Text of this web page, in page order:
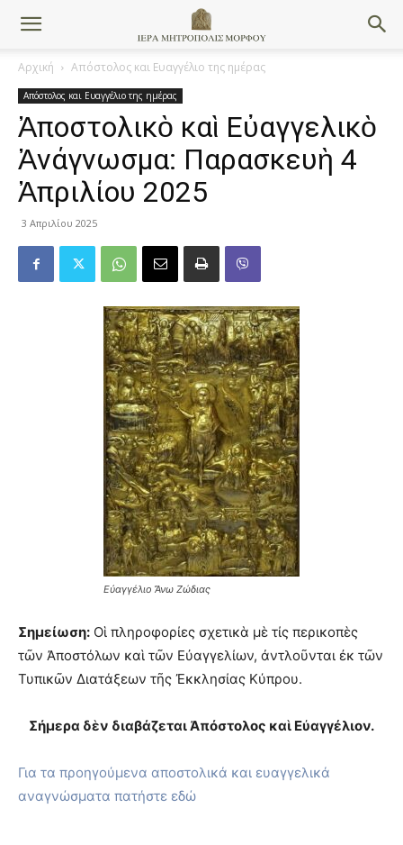
Αρχική Απόστολος και Ευαγγέλιο της ημέρας
Απόστολος και Ευαγγέλιο της ημέρας
Ἀποστολικὸ καὶ Εὐαγγελικὸ
Ἀνάγνωσμα: Παρασκευὴ 4
Ἀπριλίου 2025
3 Απριλίου 2025
Εὐαγγέλιο Ἄνω Ζώδιας
Σημείωση: Οἱ πληροφορίες σχετικὰ μὲ τίς περικοπὲς
τῶν Ἀποστόλων καὶ τῶν Εὐαγγελίων, ἀντλοῦνται ἐκ τῶν
Τυπικῶν Διατάξεων τῆς Ἐκκλησίας Κύπρου.
Σήμερα δὲν διαβάζεται Ἀπόστολος καὶ Εὐαγγέλιον.
Για τα προηγούμενα αποστολικά και ευαγγελικά
αναγνώσματα πατήστε εδώ